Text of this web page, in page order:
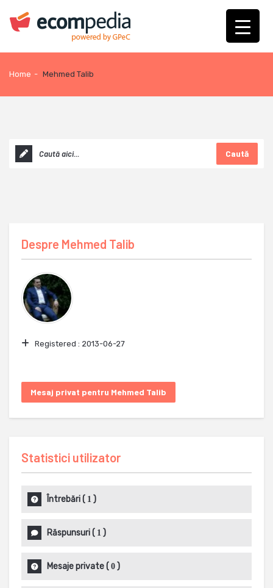
Home - Mehmed Talib
Caută
Despre Mehmed Talib
Registered : 2013-06-27
Mesaj privat pentru Mehmed Talib
Statistici utilizator
Întrebări( 1 )
Răspunsuri( 1 )
Mesaje private( 0 )